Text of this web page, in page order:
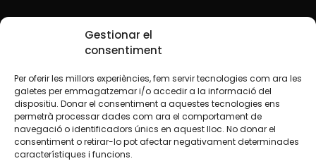
Gestionar el
consentiment
Per oferir les millors experiències, fem servir tecnologies com ara les
galetes per emmagatzemar i/o accedir a la informació del
dispositiu. Donar el consentiment a aquestes tecnologies ens
permetrà processar dades com ara el comportament de
navegació o identificadors únics en aquest lloc. No donar el
consentiment o retirar-lo pot afectar negativament determinades
característiques i funcions.
Xarxes Socials
TWT YTB IG FB IN
Avís legalPolítica de cookies